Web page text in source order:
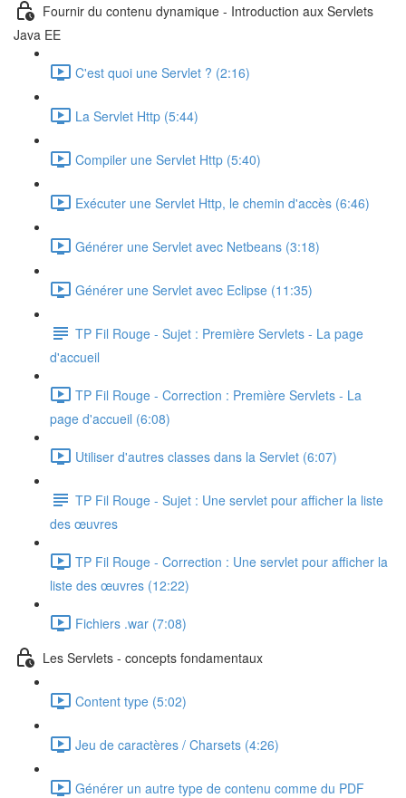
Fournir du contenu dynamique - Introduction aux Servlets
Java EE
C'est quoi une Servlet ? (2:16)
La Servlet Http (5:44)
Compiler une Servlet Http (5:40)
Exécuter une Servlet Http, le chemin d'accès (6:46)
Générer une Servlet avec Netbeans (3:18)
Générer une Servlet avec Eclipse (11:35)
TP Fil Rouge - Sujet : Première Servlets - La page
d'accueil
TP Fil Rouge - Correction : Première Servlets - La
page d'accueil (6:08)
Utiliser d'autres classes dans la Servlet (6:07)
TP Fil Rouge - Sujet : Une servlet pour afficher la liste
des œuvres
TP Fil Rouge - Correction : Une servlet pour afficher la
liste des œuvres (12:22)
Fichiers .war (7:08)
Les Servlets - concepts fondamentaux
Content type (5:02)
Jeu de caractères / Charsets (4:26)
Générer un autre type de contenu comme du PDF